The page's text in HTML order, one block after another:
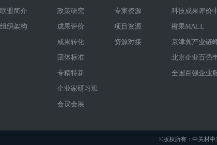
联盟简介
组织架构
政策研究
成果评价
成果转化
团体标准
专精特新
企业家研习班
会议会展
专家资源
项目资源
资源对接
科技成果评价
橙果MALL
京津冀产业链
北京企业百强
全国百强企业
©版权所有：中关村